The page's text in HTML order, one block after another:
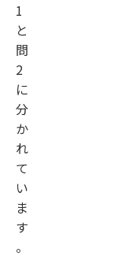
1
と
問
2
に
分
か
れ
て
い
ま
す
。